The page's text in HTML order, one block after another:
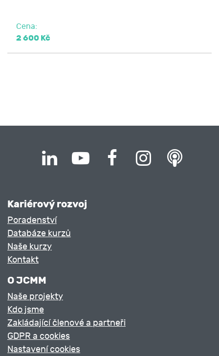
Cena:
2 600 Kč
Kariérový rozvoj
Poradenství
Databáze kurzů
Naše kurzy
Kontakt
O JCMM
Naše projekty
Kdo jsme
Zakládající členové a partneři
GDPR a cookies
Nastavení cookies